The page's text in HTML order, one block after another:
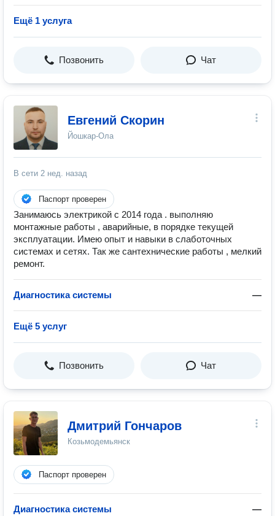
Ещё 1 услуга
Позвонить Чат
Евгений Скорин
Йошкар-Ола
В сети 2 нед. назад
Паспорт проверен
Занимаюсь электрикой с 2014 года . выполняю
монтажные работы , аварийные, в порядке текущей
эксплуатации. Имею опыт и навыки в слаботочных
системах и сетях. Так же сантехнические работы , мелкий
ремонт.
Диагностика системы —
Ещё 5 услуг
Позвонить Чат
Дмитрий Гончаров
Козьмодемьянск
Паспорт проверен
Диагностика системы —